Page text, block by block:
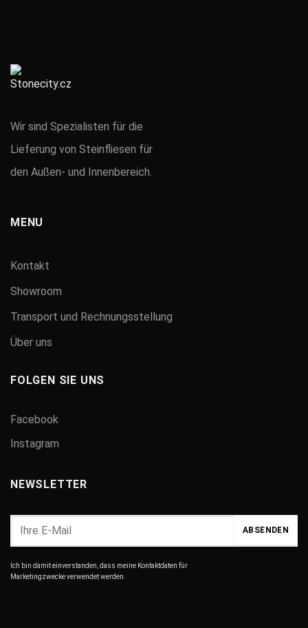
Wir sind Spezialisten für die
Lieferung von Steinfliesen für
den Außen- und Innenbereich.
MENU
Kontakt
Showroom
Transport und Rechnungsstellung
Über uns
FOLGEN SIE UNS
Facebook
Instagram
NEWSLETTER
Ich bin damit einverstanden, dass meine Kontaktdaten für
Marketingzwecke verwendet werden.